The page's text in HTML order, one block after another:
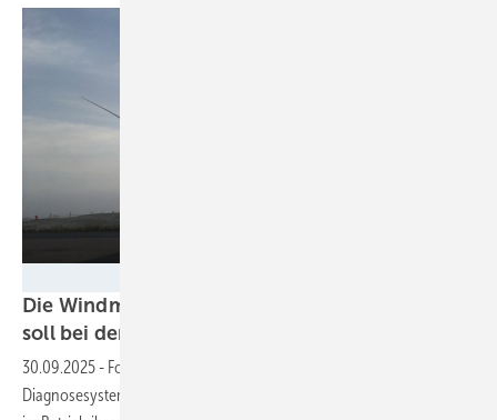
Die Windmühle lahmt? Künstliche Intelligenz
soll bei der Fehlersuche
30.09.2025 - Forschungsprojekt Wind KI: Ein KI-gestütztes
Diagnosesystem soll nicht nur Betreibern helfen, automatisiert Fehler